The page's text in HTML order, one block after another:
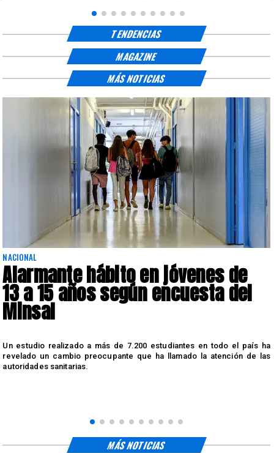
TENDENCIAS
MAGAZINE
NACIONAL
Alarmante hábito en jóvenes de
13 a 15 años según encuesta del
Minsal
Un estudio realizado a más de 7.200 estudiantes en todo el país ha
revelado un cambio preocupante que ha llamado la atención de las
autoridades sanitarias.
MÁS NOTICIAS
MÁS NOTICIAS